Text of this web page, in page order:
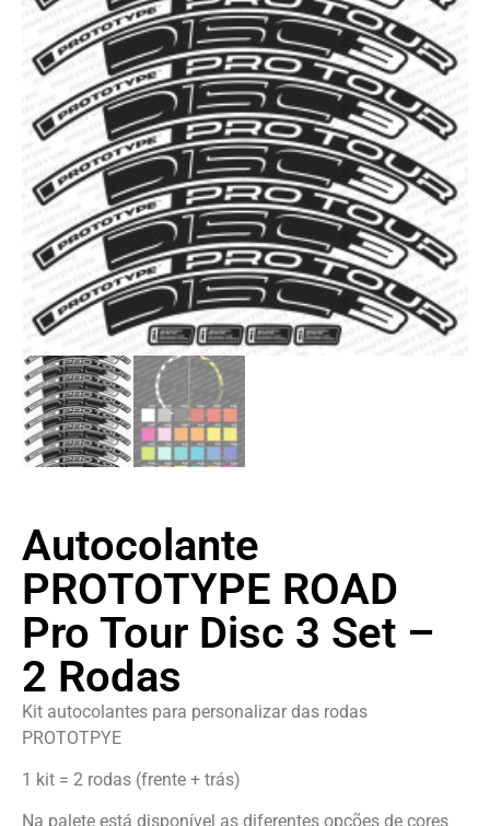
Autocolante
PROTOTYPE ROAD
Pro Tour Disc 3 Set –
2 Rodas
Kit autocolantes para personalizar das rodas
PROTOTPYE
1 kit = 2 rodas (frente + trás)
Na palete está disponível as diferentes opções de cores